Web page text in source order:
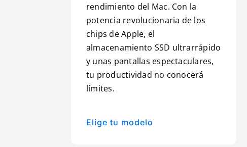
rendimiento del Mac. Con la
potencia revolucionaria de los
chips de Apple, el
almacenamiento SSD ultrarrápido
y unas pantallas espectaculares,
tu productividad no conocerá
límites.
Elige tu modelo